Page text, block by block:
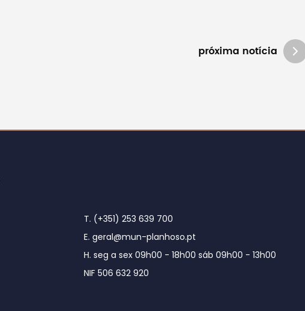
próxima notícia
T. (+351) 253 639 700
E. geral@mun-planhoso.pt
H. seg a sex 09h00 - 18h00 sáb 09h00 - 13h00
NIF 506 632 920